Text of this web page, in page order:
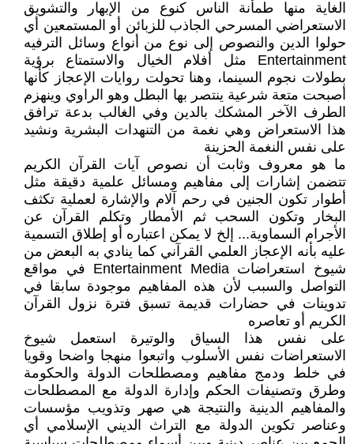
الغاية منها طمأنة الناس كنوع من الإبهار والتشويق
الاستعراضي المسرحي الجاذب للزبائن أو المستمعين أي
حولوا الدين والنصوص إلى نوع من أنواع وسائل الترفيه
Entertainment مثل أفلام الخيال والاستمتاع برؤية
بطولات نجوم السينما، وهنا تحولت روايات الإعجاز كأنها
أصبحت متعة شرعية ينتصر بها البطل وهو الراوي وينهزم
الطرف الآخر المشكك بالدين وفي الغالب بدعة ترافق
هذا الاستعراض وهي نغمة من التنهدات البشرية ونشيد
على نفس النغمة الحزينة
ما هو معروف وثابت أن نصوص آيات القرآن الكريم
تتضمن إشارات إلى مفاهيم ومسائل علمية دقيقة مثل
أطوار تكون الجنين في رحم آلام والإشارة لعملية تكثف
البخار وتكون السحب ثم الأمطار وتكلم القرآن عن
الأجرام السماوية... إلخ لا يمكن اعتباره أو إطلاق التسمية
عليه بأنه الإعجاز العلمي القرآني كما ينادي به البعض من
شيوخ استعراضات Entertainment Media في مواقع
التواصل والسبب لأن هذه المفاهيم موجودة سابقا في
تدوينات في حضارات قديمة تسبق فترة نزول القرآن
الكريم أو تعاصره
على نفس هذا السياق والوتيرة استعمل شيوخ
الاستعراضات نفس الأسلوب واتبعوا منهجا واضحا وقويا
في خلط ودمج مفاهيم ومصطلحات الدولة والحكومة
وطرق وتصنيفات الحكم وإدارة الدولة مع المصطلحات
والمفاهيم الدينية والنتيجة هي صهر وتذويب مؤسسات
وعناصر تكوين الدولة مع التراث الديني الإسلامي أي